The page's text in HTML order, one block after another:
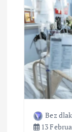
a
č
Bez
13